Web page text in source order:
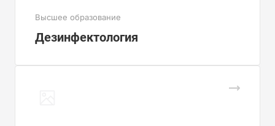
Высшее образование
Дезинфектология